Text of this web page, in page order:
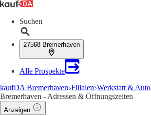
Suchen
27568 Bremerhaven
Alle Prospekte
kaufDA Bremerhaven Filialen Werkstatt & Auto
Bremerhaven - Adressen & Öffnungszeiten
Anzeigen